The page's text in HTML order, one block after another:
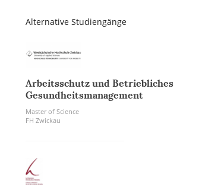
Alternative Studiengänge
Arbeitsschutz und Betriebliches
Gesundheitsmanagement
Master of Science
FH Zwickau